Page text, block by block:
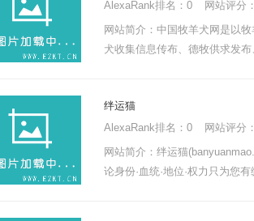
AlexaRank排名： 0 网站评分：
网站简介：中国牧羊犬网是以
犬收集信息传布、德牧供求发
绊运猫
AlexaRank排名： 0 网站评分：
网站简介：绊运猫
论身份·血统·地位·权力只为您